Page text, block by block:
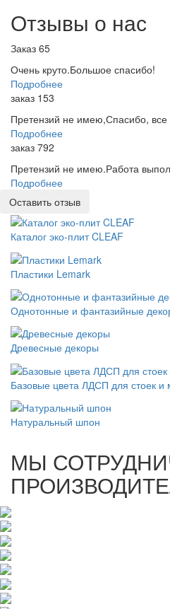
Отзывы о нас
Заказ 65
Очень круто.Большое спасибо!
Подробнее
заказ 153
Претензий не имею,Спасибо, все
Подробнее
заказ 792
Претензий не имею.Работа
Подробнее
Оставить отзыв
Каталог эко-плит CLEAF
Пластики Lemark
Однотонные и фантазийные
Древесные декоры
Базовые цвета ЛДСП для стоек и
Натуральный шпон
МЫ